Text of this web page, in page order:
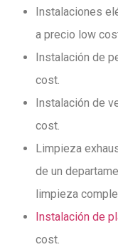
Instalaciones
a precio low
Instalación de
cost.
Instalación de
cost.
Limpieza
de un
limpieza
Instalación de
cost.